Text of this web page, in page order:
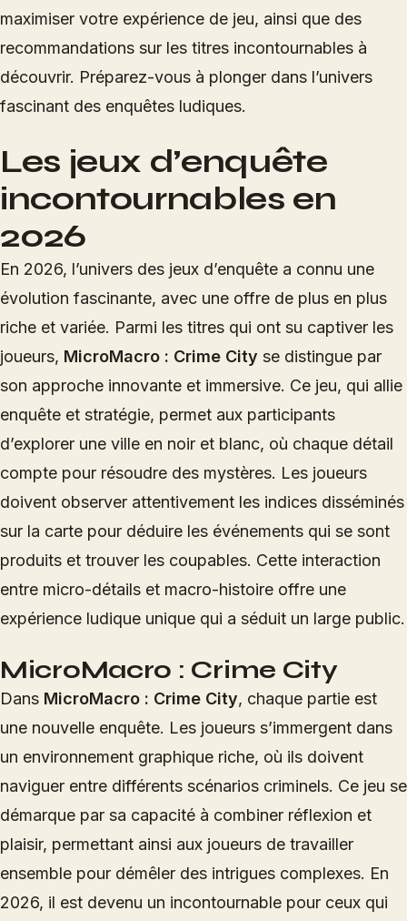
maximiser votre expérience de jeu, ainsi que des
recommandations sur les titres incontournables à
découvrir. Préparez-vous à plonger dans l’univers
fascinant des enquêtes ludiques.
Les jeux d’enquête
incontournables en
2026
En 2026, l’univers des jeux d’enquête a connu une
évolution fascinante, avec une offre de plus en plus
riche et variée. Parmi les titres qui ont su captiver les
joueurs, MicroMacro : Crime City se distingue par
son approche innovante et immersive. Ce jeu, qui allie
enquête et stratégie, permet aux participants
d’explorer une ville en noir et blanc, où chaque détail
compte pour résoudre des mystères. Les joueurs
doivent observer attentivement les indices disséminés
sur la carte pour déduire les événements qui se sont
produits et trouver les coupables. Cette interaction
entre micro-détails et macro-histoire offre une
expérience ludique unique qui a séduit un large public.
MicroMacro : Crime City
Dans MicroMacro : Crime City, chaque partie est
une nouvelle enquête. Les joueurs s’immergent dans
un environnement graphique riche, où ils doivent
naviguer entre différents scénarios criminels. Ce jeu se
démarque par sa capacité à combiner réflexion et
plaisir, permettant ainsi aux joueurs de travailler
ensemble pour démêler des intrigues complexes. En
2026, il est devenu un incontournable pour ceux qui